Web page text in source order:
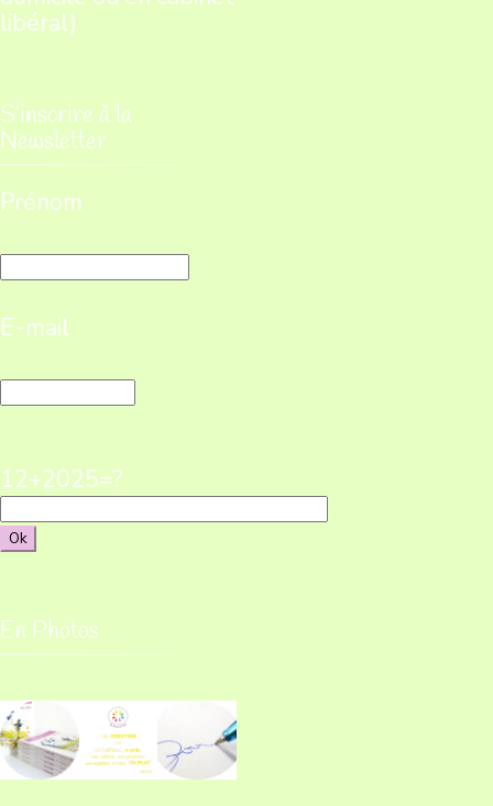
libéral)
S’inscrire à la
Newsletter
Prénom
E-mail
12+2025=?
En Photos